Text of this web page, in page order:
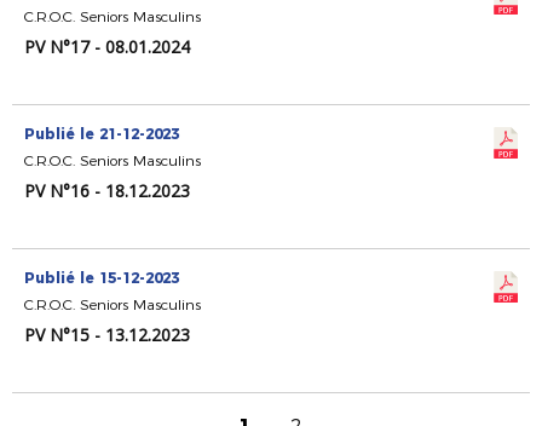
C.R.O.C. Seniors Masculins
PV N°17 - 08.01.2024
Publié le 21-12-2023
C.R.O.C. Seniors Masculins
PV N°16 - 18.12.2023
Publié le 15-12-2023
C.R.O.C. Seniors Masculins
PV N°15 - 13.12.2023